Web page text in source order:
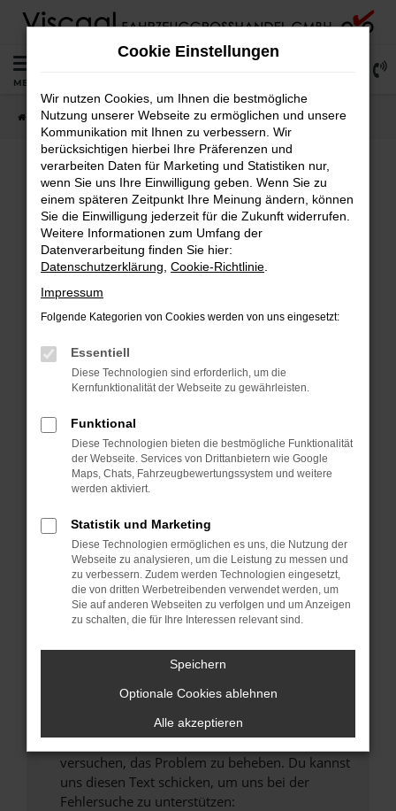
Zum
springen
MENÜ
Startseite Lagerfahrzeuge Fahrzeugsuche
Fehler: Network Error
Beim Laden ist ein Fehler aufgetreten.
Hier sind ein paar Tipps, die dir helfen können:
Überprüfe deine Firewall und deine
Laden andere Webseiten, zum Beispiel deine
Suchmaschine?
Prüfe deine Browsererweiterungen.
Manche Erweiterungen, wie Werbeblocker,
verhindern. Funktioniert die Seite in einem
anderen Browser oder in einem privaten
Fenster?
Starte dein Gerät neu.
Probleme zu beheben.
Stelle sicher, dass dein Browser und dein
Betriebssystem auf dem neuesten Stand
sind.
Veraltete Software birgt nicht nur ein
führen, dass bestimmte Funktionen nicht mehr
Wende dich an den Webseitenbetreiber.
Wenn du alle oben genannten Schritte versucht
hast, kontaktiere uns bitte. Wir werden
versuchen, das Problem zu beheben. Du kannst
uns diesen Text schicken, um uns bei der
Fehlersuche zu unterstützen:
Cookie Einstellungen
Wir nutzen Cookies, um Ihnen die bestmögliche
Nutzung unserer Webseite zu ermöglichen und unsere
Kommunikation mit Ihnen zu verbessern. Wir
berücksichtigen hierbei Ihre Präferenzen und
verarbeiten Daten für Marketing und Statistiken nur,
wenn Sie uns Ihre Einwilligung geben. Wenn Sie zu
einem späteren Zeitpunkt Ihre Meinung ändern, können
Sie die Einwilligung jederzeit für die Zukunft widerrufen.
Weitere Informationen zum Umfang der
Datenverarbeitung finden Sie hier:
Datenschutzerklärung Cookie-Richtlinie
Impressum
Folgende Kategorien von Cookies werden von uns eingesetzt:
Essentiell
Diese Technologien sind erforderlich, um die
Kernfunktionalität der Webseite zu gewährleisten.
Funktional
Diese Technologien bieten die bestmögliche Funktionalität
der Webseite. Services von Drittanbietern wie Google
Maps, Chats, Fahrzeugbewertungssystem und weitere
werden aktiviert.
Statistik und Marketing
Diese Technologien ermöglichen es uns, die Nutzung der
Webseite zu analysieren, um die Leistung zu messen und
zu verbessern. Zudem werden Technologien eingesetzt,
die von dritten Werbetreibenden verwendet werden, um
Sie auf anderen Webseiten zu verfolgen und um Anzeigen
zu schalten, die für Ihre Interessen relevant sind.
Speichern
Optionale Cookies ablehnen
Alle akzeptieren